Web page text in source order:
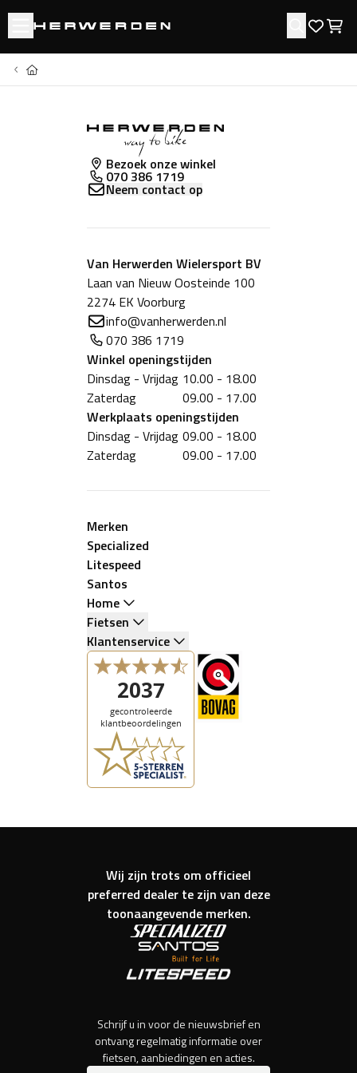
Open menu Zoeken
Home
Bezoek onze winkel
070 386 1719
Neem contact op
Van Herwerden Wielersport BV
Laan van Nieuw Oosteinde 100
2274 EK Voorburg
info@vanherwerden.nl
070 386 1719
Winkel openingstijden
Dinsdag - Vrijdag 10.00 - 18.00
Zaterdag
09.00 - 17.00
Werkplaats openingstijden
Dinsdag - Vrijdag 09.00 - 18.00
Zaterdag
09.00 - 17.00
Merken
Specialized
Litespeed
Santos
Home
Fietsen
Klantenservice
Wij zijn trots om officieel
preferred dealer te zijn van deze
toonaangevende merken.
Schrijf u in voor de nieuwsbrief en
ontvang regelmatig informatie over
fietsen, aanbiedingen en acties.